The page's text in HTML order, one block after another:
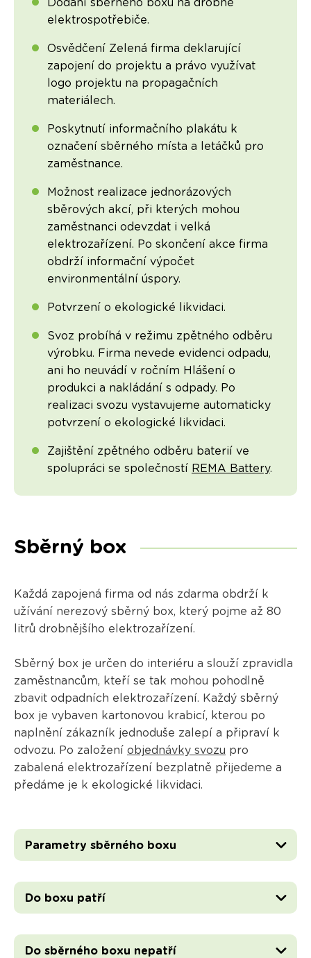
Dodání sběrného boxu na drobné
elektrospotřebiče.
Osvědčení Zelená firma deklarující
zapojení do projektu a právo využívat
logo projektu na propagačních
materiálech.
Poskytnutí informačního plakátu k
označení sběrného místa a letáčků pro
zaměstnance.
Možnost realizace jednorázových
sběrových akcí, při kterých mohou
zaměstnanci odevzdat i velká
elektrozařízení. Po skončení akce firma
obdrží informační výpočet
environmentální úspory.
Potvrzení o ekologické likvidaci.
Svoz probíhá v režimu zpětného odběru
výrobku. Firma nevede evidenci odpadu,
ani ho neuvádí v ročním Hlášení o
produkci a nakládání s odpady. Po
realizaci svozu vystavujeme automaticky
potvrzení o ekologické likvidaci.
Zajištění zpětného odběru baterií ve
spolupráci se společností REMA Battery.
Sběrný box
Každá zapojená firma od nás zdarma obdrží k
užívání nerezový sběrný box, který pojme až 80
litrů drobnějšího elektrozařízení.
Sběrný box je určen do interiéru a slouží zpravidla
zaměstnancům, kteří se tak mohou pohodlně
zbavit odpadních elektrozařízení. Každý sběrný
box je vybaven kartonovou krabicí, kterou po
naplnění zákazník jednoduše zalepí a připraví k
odvozu. Po založení objednávky svozu pro
zabalená elektrozařízení bezplatně přijedeme a
předáme je k ekologické likvidaci.
Parametry sběrného boxu
Do boxu patří
Do sběrného boxu nepatří